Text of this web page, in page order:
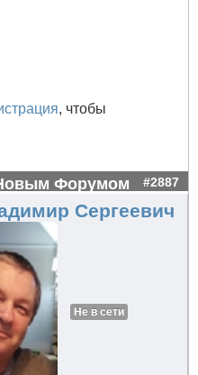
, чтобы
Форумом #2887
Сергеевич
Не в сети